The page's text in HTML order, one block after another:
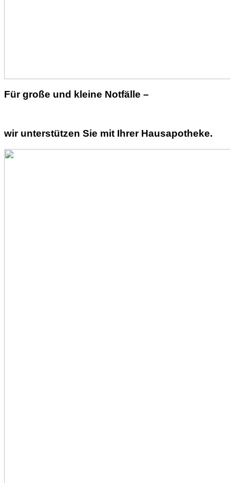
Für große und kleine Notfälle –
wir unterstützen Sie mit Ihrer Hausapotheke.